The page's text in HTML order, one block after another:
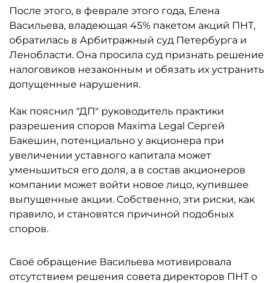
После этого, в феврале этого года, Елена
Васильева, владеющая 45% пакетом акций ПНТ,
обратилась в Арбитражный суд Петербурга и
Ленобласти. Она просила суд признать решение
налоговиков незаконным и обязать их устранить
допущенные нарушения.
Как пояснил "ДП" руководитель практики
разрешения споров Maxima Legal Сергей
Бакешин, потенциально у акционера при
увеличении уставного капитала может
уменьшиться его доля, а в состав акционеров
компании может войти новое лицо, купившее
выпущенные акции. Собственно, эти риски, как
правило, и становятся причиной подобных
споров.
Своё обращение Васильева мотивировала
отсутствием решения совета директоров ПНТ о